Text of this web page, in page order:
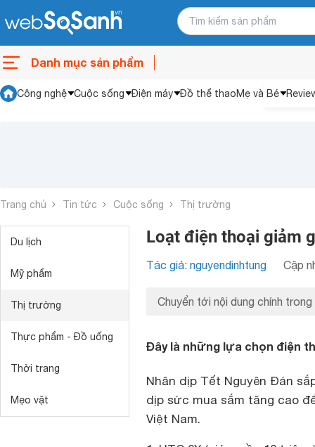
Danh mục sản phẩm
Công nghệ Cuộc sống Điện máy Đồ thể thaoMẹ và Bé
Trang chủ Tin tức Cuộc sống Thị trường
Du lịch
Mỹ phẩm
Thị trường
Thực phẩm - Đồ uống
Thời trang
Mẹo vặt
Loạt điện thoại giảm
Tác giả: nguyendinhtung Cập
Chuyển tới nội dung chính trong
Đây là những lựa chọn điện
Nhân dịp Tết Nguyên Đán
dịp sức mua sắm tăng cao
Việt Nam.